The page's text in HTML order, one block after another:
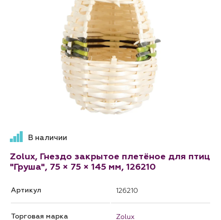
В наличии
Zolux, Гнездо закрытое плетёное для птиц
"Груша", 75 × 75 × 145 мм, 126210
Артикул 126210
Торговая марка Zolux